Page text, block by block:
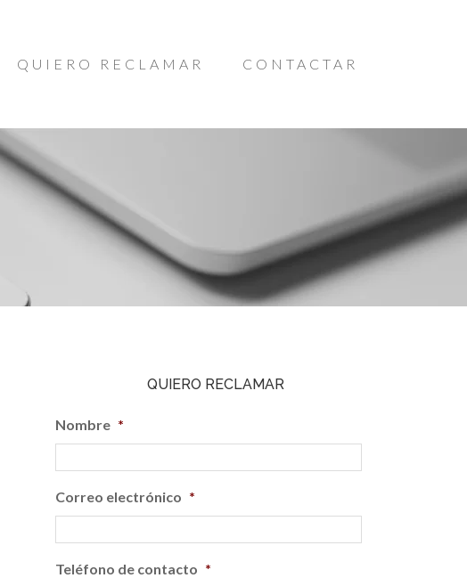
QUIERO RECLAMAR CONTACTAR
QUIERO RECLAMAR
Nombre *
Correo electrónico *
Teléfono de contacto *